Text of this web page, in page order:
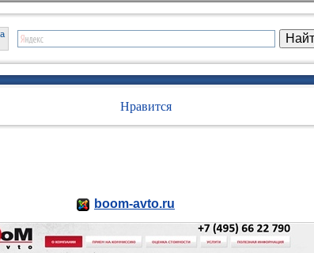
Нравится
boom-avto.ru